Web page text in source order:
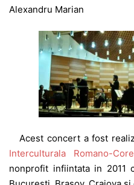
Alexandru Marian
Acest concert a fost
Interculturala Romano-
nonprofit infiintata in 2011